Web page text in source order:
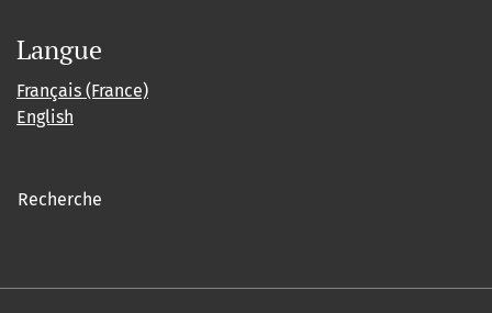
Langue
Français (France)
English
Recherche